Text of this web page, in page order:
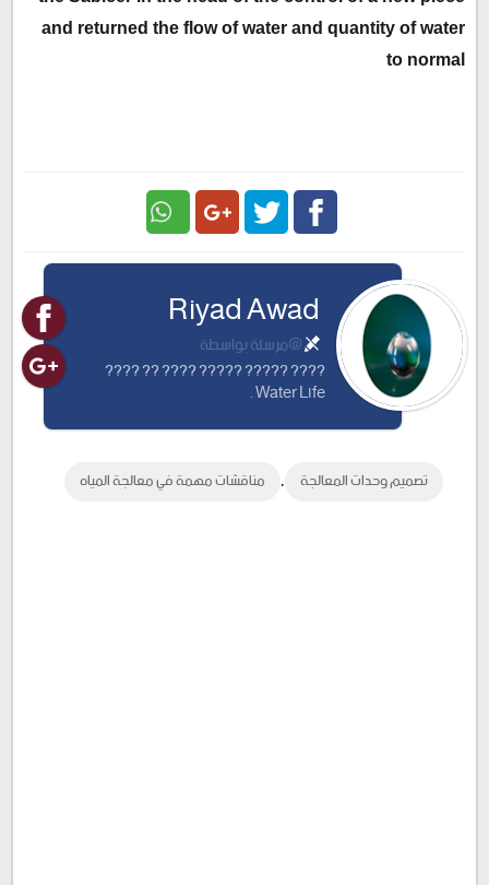
and returned the flow of water and quantity of water
to normal
Plus
Riyad Awad
@مرسلة بواسطة
???? ????? ????? ???? ?? ????
Water Life .
تصميم وحدات المعالجة , مناقشات مهمة في معالجة المياه